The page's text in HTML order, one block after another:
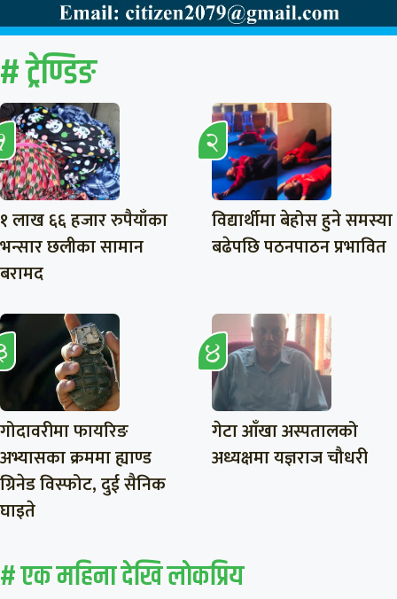
# ट्रेण्डिङ
१ लाख ६६ हजार रुपैयाँका
भन्सार छलीका सामान
बरामद
विद्यार्थीमा बेहोस हुने समस्या
बढेपछि पठनपाठन प्रभावित
गोदावरीमा फायरिङ
अभ्यासका क्रममा ह्याण्ड
ग्रिनेड विस्फोट, दुई सैनिक
घाइते
गेटा आँखा अस्पतालको
अध्यक्षमा यज्ञराज चौधरी
# एक महिना देखि लाेकप्रिय